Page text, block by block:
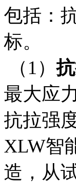
包括：
标。
（1）
最大应
抗拉强
XLW智
造，从